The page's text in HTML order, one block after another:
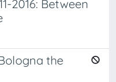
2016: Between
the